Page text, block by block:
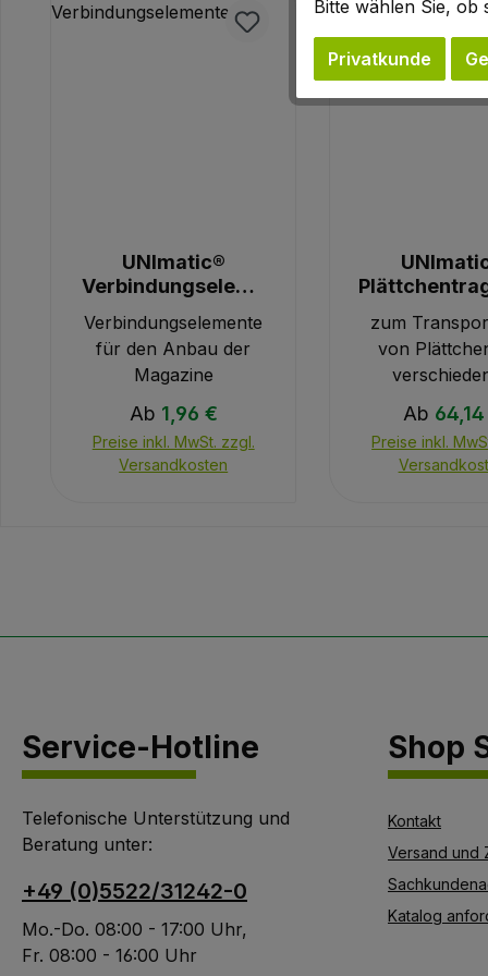
UNImatic®
Verbindungseleme
Verbindungselemente
für den Anbau der
Magazine
Regulärer Preis:
Ab 1,96 €
Preise inkl. MwSt. zzgl.
Versandkosten
zum
von
Größen:
Regulärer
Ab
Preise inkl.
Service-Hotline
Telefonische Unterstützung und
Beratung unter:
+49 (0)5522/31242-0
Mo.-Do. 08:00 - 17:00 Uhr,
Fr. 08:00 - 16:00 Uhr
Shop
Kontakt
Versand und
Katalog
Bitte wählen Sie, ob
Privatkunde